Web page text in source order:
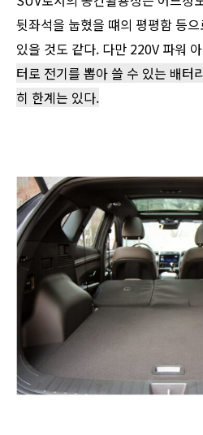
뒷좌석을 눕혔을 떄의 평평함 등
있을 것도 같다. 다만 220V 파워
터로 전기를 뽑아 쓸 수 있는 배터
히 한계는 있다.